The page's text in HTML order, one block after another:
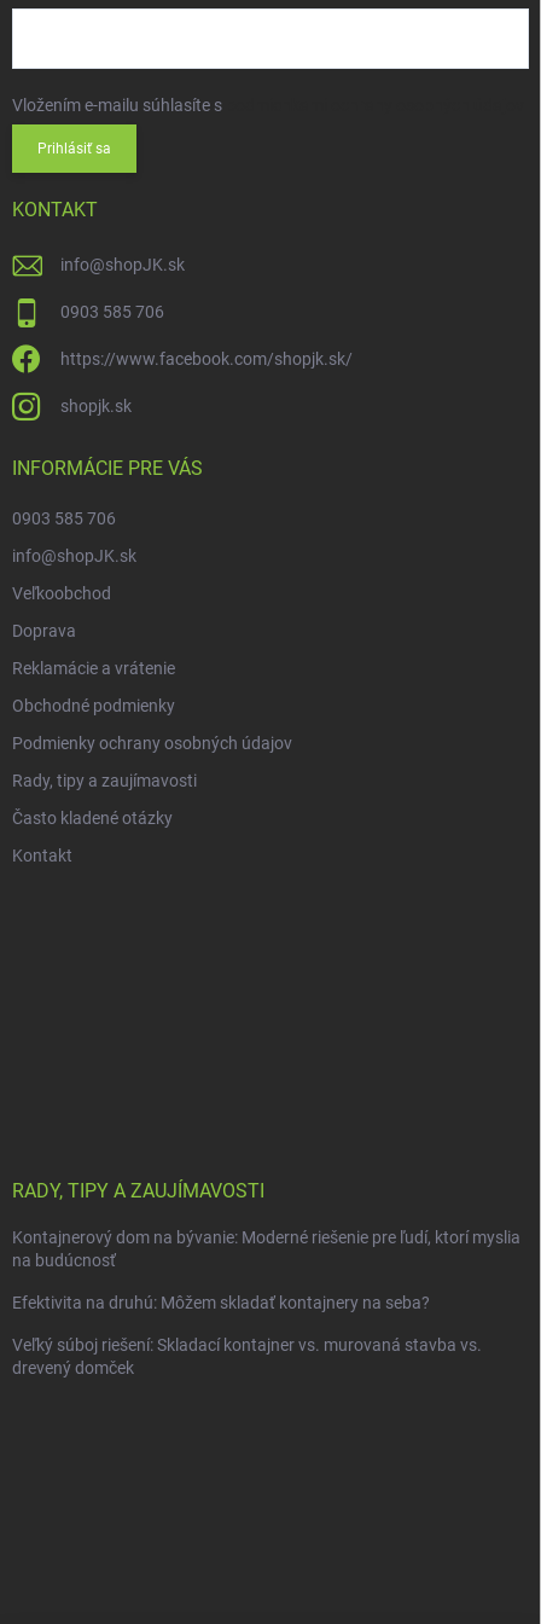
Vložením e-mailu súhlasíte s
Prihlásiť sa
KONTAKT
info@shopJK.sk
0903 585 706
https://www.facebook.com/shopjk.sk/
shopjk.sk
INFORMÁCIE PRE VÁS
0903 585 706
info@shopJK.sk
Veľkoobchod
Doprava
Reklamácie a vrátenie
Obchodné podmienky
Podmienky ochrany osobných údajov
Rady, tipy a zaujímavosti
Často kladené otázky
Kontakt
RADY, TIPY A ZAUJÍMAVOSTI
Kontajnerový dom na bývanie: Moderné riešenie pre ľudí, ktorí myslia
na budúcnosť
Efektivita na druhú: Môžem skladať kontajnery na seba?
Veľký súboj riešení: Skladací kontajner vs. murovaná stavba vs.
drevený domček